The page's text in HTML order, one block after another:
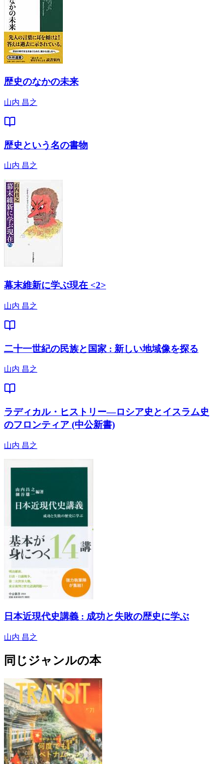
歴史のなかの未来
山内 昌之
歴史という名の書物
山内 昌之
幕末維新に学ぶ現在 <2>
山内 昌之
二十一世紀の民族と国家 : 新しい地域像を探る
山内 昌之
ラディカル・ヒストリー―ロシア史とイスラム史
のフロンティア (中公新書)
山内 昌之
日本近現代史講義 : 成功と失敗の歴史に学ぶ
山内 昌之
同じジャンルの本